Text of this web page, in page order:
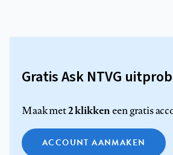
Gratis Ask NTVG
Maak met2 klikkeneen gratis
ACCOUNT AANMAKEN